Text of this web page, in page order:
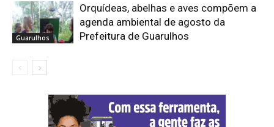
Guarulhos
Orquídeas, abelhas e aves compõem a
agenda ambiental de agosto da
Prefeitura de Guarulhos